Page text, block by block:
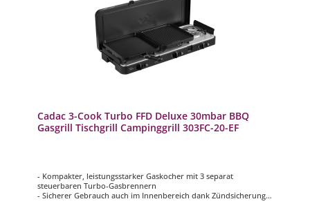
Cadac 3-Cook Turbo FFD Deluxe 30mbar BBQ
Gasgrill Tischgrill Campinggrill 303FC-20-EF
- Kompakter, leistungsstarker Gaskocher mit 3 separat
steuerbaren Turbo-Gasbrennern
- Sicherer Gebrauch auch im Innenbereich dank Zündsicherung